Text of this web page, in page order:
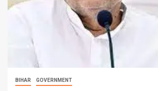
BIHAR GOVERNMENT